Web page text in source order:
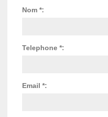
Nom *:
Telephone *:
Email *: